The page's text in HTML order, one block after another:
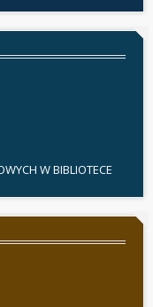
W BIBLIOTECE